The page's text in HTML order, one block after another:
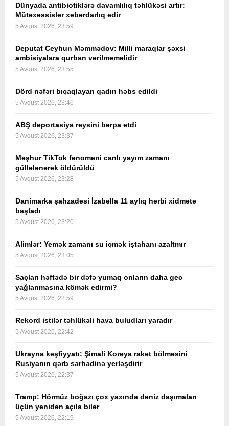
Dünyada antibiotiklərə davamlılıq təhlükəsi artır:
Mütəxəssislər xəbərdarlıq edir
5 Avqust 2026, 23:59
Deputat Ceyhun Məmmədov: Milli maraqlar şəxsi
ambisiyalara qurban verilməməlidir
5 Avqust 2026, 23:55
Dörd nəfəri bıçaqlayan qadın həbs edildi
5 Avqust 2026, 23:46
ABŞ deportasiya reysini bərpa etdi
5 Avqust 2026, 23:37
Məşhur TikTok fenomeni canlı yayım zamanı
güllələnərək öldürüldü
5 Avqust 2026, 23:28
Danimarka şahzadəsi İzabella 11 aylıq hərbi xidmətə
başladı
5 Avqust 2026, 23:20
Alimlər: Yemək zamanı su içmək iştahanı azaltmır
5 Avqust 2026, 23:05
Saçları həftədə bir dəfə yumaq onların daha gec
yağlanmasına kömək edirmi?
5 Avqust 2026, 22:59
Rekord istilər təhlükəli hava buludları yaradır
5 Avqust 2026, 22:42
Ukrayna kəşfiyyatı: Şimali Koreya raket bölməsini
Rusiyanın qərb sərhədinə yerləşdirir
5 Avqust 2026, 22:37
Tramp: Hörmüz boğazı çox yaxında dəniz daşımaları
üçün yenidən açıla bilər
5 Avqust 2026, 22:19